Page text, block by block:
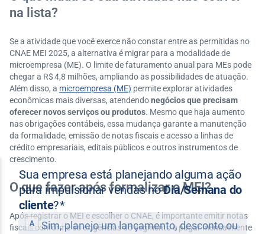
na lista?
Se a atividade que você exerce não constar entre as permitidas no
CNAE MEI 2025, a alternativa é migrar para a modalidade de
microempresa (ME). O limite de faturamento anual para MEs pode
chegar a R$ 4,8 milhões, ampliando as possibilidades de atuação.
Além disso, a microempresa (ME) permite explorar atividades
econômicas mais diversas, atendendonegócios que precisam
oferecer novos serviços ou produtos. Mesmo que haja aumento
nas obrigações contábeis, essa mudança garante a manutenção
da formalidade, emissão de notas fiscais e acesso a linhas de
crédito empresariais, editais públicos e outros instrumentos de
crescimento.
O que fazer após formalizar o MEI?
Após registrar o MEI e escolher o CNAE, é importante emitir notas
fiscais conforme as exigências do segmento e pagar mensalmente